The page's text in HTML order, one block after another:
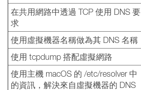
在共用網路中透過 TCP 使用 DNS 要
求
使用虛擬機器名稱做為其 DNS 名稱
使用 tcpdump 搭配虛擬網路
使用主機 macOS 的 /etc/resolver 中
的資訊，解決來自虛擬機器的 DNS